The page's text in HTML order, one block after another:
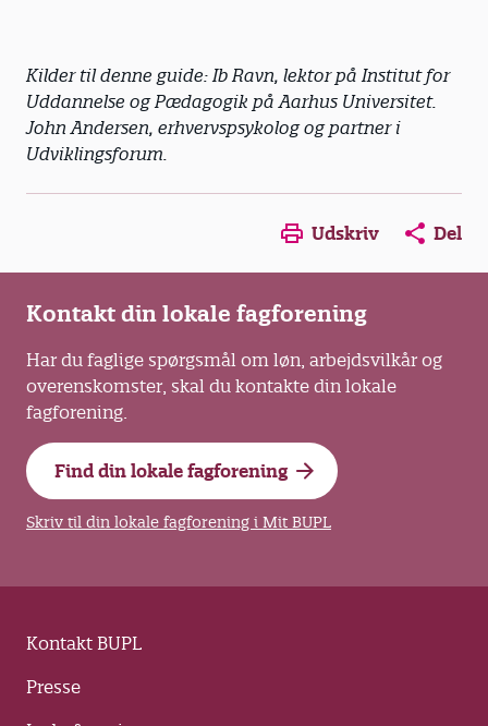
Kilder til denne guide: Ib Ravn, lektor på Institut for
Uddannelse og Pædagogik på Aarhus Universitet.
John Andersen, erhvervspsykolog og partner i
Udviklingsforum.
Opens in a new window
Opens in a new
Opens in
Udskriv Del
Kontakt din lokale fagforening
Har du faglige spørgsmål om løn, arbejdsvilkår og
overenskomster, skal du kontakte din lokale
fagforening.
Find din lokale fagforening
Skriv til din lokale fagforening i Mit BUPL
Kontakt BUPL
Presse